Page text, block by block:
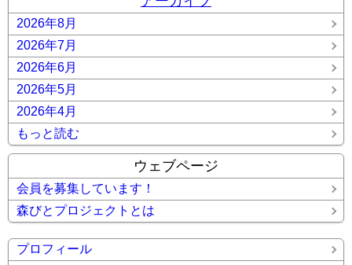
2026年8月
2026年7月
2026年6月
2026年5月
2026年4月
もっと読む
ウェブページ
会員を募集しています！
森びとプロジェクトとは
プロフィール